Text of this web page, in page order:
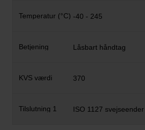
-40 - 245
Låsbart håndtag
370
ISO 1127 svejseender